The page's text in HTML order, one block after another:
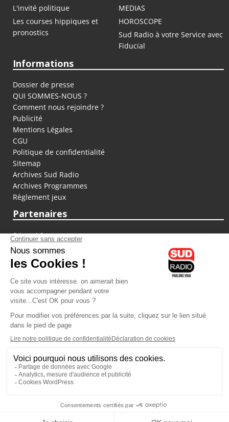
L'invité politique
MEDIAS
Les courses hippiques et
pronostics
HOROSCOPE
Sud Radio à votre Service avec
Fiducial
Informations
Dossier de presse
QUI SOMMES-NOUS ?
Comment nous rejoindre ?
Publicité
Mentions Légales
CGU
Politique de confidentialité
Sitemap
Archives Sud Radio
Archives Programmes
Règlement jeux
Partenaires
fiducial.fr
lyoncapitale.fr
olympique-et-lyonnais.com
L'application Iphone / Android
Téléchargez l'application
Les cookies
Gestion des cookies
Crédit photos : ©Sud Radio / Pierre Olivier
Animateur
Animateur